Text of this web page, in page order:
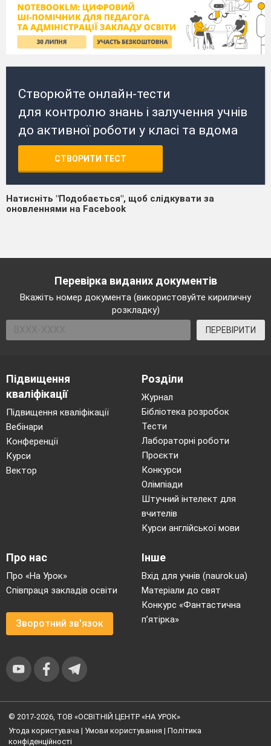
Створюйте онлайн-тести
для контролю знань і залучення учнів
до активної роботи у класі та вдома
СТВОРИТИ ТЕСТ
Натисніть "Подобається", щоб слідкувати за
оновленнями на Facebook
Перевірка виданих документів
Вкажіть номер документа (використовуйте кириличну
розкладку)
ПЕРЕВІРИТИ
Підвищення
кваліфікації
Підвищення кваліфікації
Вебінари
Конференції
Курси
Вектор
Розділи
Журнал
Бібліотека розробок
Тести
Лабораторні роботи
Проєкти
Конкурси
Олімпіади
Штучний інтелект для
вчителів
Курси англійської мови
Про нас
Про «На Урок»
Співпраця закладів освіти
Зворотний зв'язок
Інше
Вхід для учнів (naurok.ua)
Матеріали до свят
Конкурс «Фантастична
п’ятірка»
© 2017-2026, ТОВ «ОСВІТНІЙ ЦЕНТР «НА УРОК»
Угода користувача | Умови користування | Політика
конфіденційності